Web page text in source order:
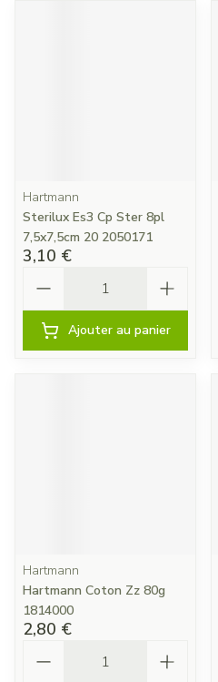
Hartmann
Sterilux Es3 Cp Ster 8pl
7,5x7,5cm 20 2050171
3,10 €
Ajouter au panier
Hartmann
Hartmann Coton Zz 80g
1814000
2,80 €